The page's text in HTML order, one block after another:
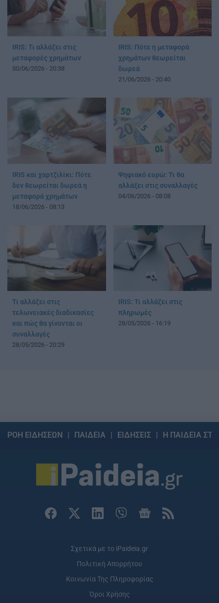
IRIS: Τι αλλάζει στις
μεταφορές χρημάτων
30/06/2026 - 20:38
IRIS: Πότε η μεταφορά
χρημάτων θεωρείται
δωρεά
21/06/2026 - 20:40
IRIS και χαρτζιλίκι: Πότε
δεν θεωρείται δωρεά η
μεταφορά χρημάτων
18/06/2026 - 08:13
Ψηφιακό ευρώ: Τι θα
αλλάξει στις συναλλαγές
04/06/2026 - 08:08
Τι αλλάζει στις
τελωνειακές διαδικασίες
και πώς θα γίνονται οι
συναλλαγές
28/05/2026 - 20:29
IRIS: Τι αλλάζει στις
πληρωμές
28/05/2026 - 16:19
ΡΟΗ ΕΙΔΗΣΕΩΝ ΠΑΙΔΕΙΑ ΕΙΔΗΣΕΙΣ Η ΠΑΙΔΕΙΑ
Σχετικά με το iPaideia.gr
Πολιτική Απορρήτου
Κοινωνία Της Πληροφορίας
Όροι Χρήσης